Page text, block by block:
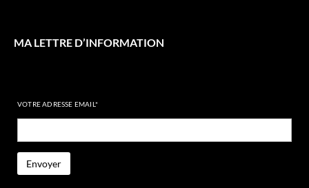
MA LETTRE D’INFORMATION
VOTRE ADRESSE EMAIL*